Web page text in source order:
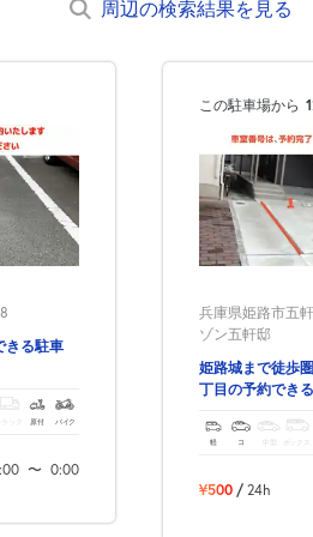
周辺の検索結果を見る
きる駐車
ラック 原付 バイク
〜 0:00
この駐車場から
兵庫県姫路市五
ゾン五軒邸
姫路城まで徒歩
丁目の予約でき
軽 コ ボックス
¥500 / 24h